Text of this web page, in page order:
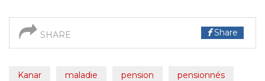
SHARE Share
Kanar maladie pension pensionnés